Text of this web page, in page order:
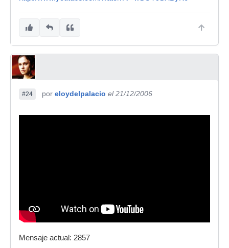
#24 por eloydelpalacio el 21/12/2006
Mensaje actual: 2857